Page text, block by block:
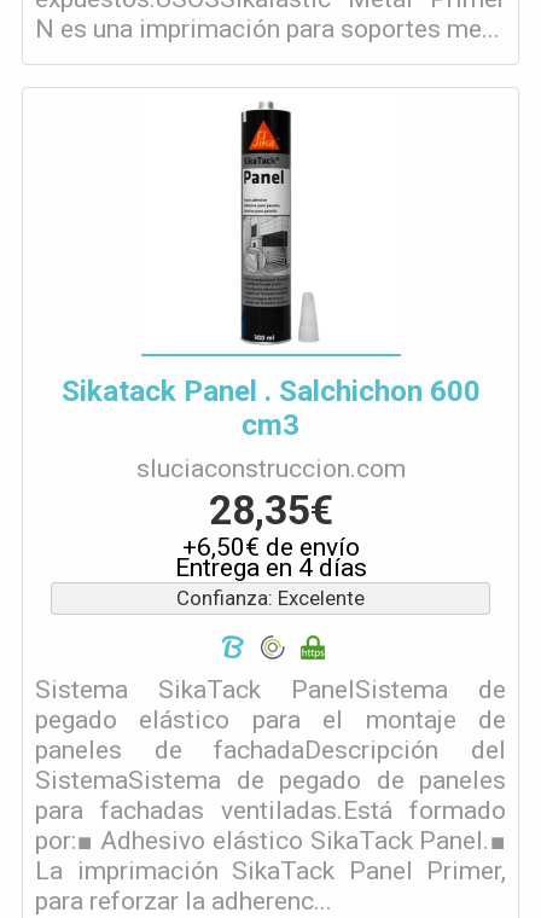
N es una imprimación para soportes me...
Sikatack Panel . Salchichon 600
cm3
sluciaconstruccion.com
28,35€
+6,50€ de envío
Entrega en 4 días
Confianza: Excelente
Sistema SikaTack PanelSistema de
pegado elástico para el montaje de
paneles de fachadaDescripción del
SistemaSistema de pegado de paneles
para fachadas ventiladas.Está formado
por:■ Adhesivo elástico SikaTack Panel.■
La imprimación SikaTack Panel Primer,
para reforzar la adherenc...